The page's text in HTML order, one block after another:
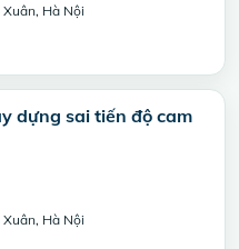
Hà Nội
dựng sai tiến độ cam
Hà Nội